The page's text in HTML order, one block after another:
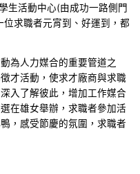
生活動中心(由成功一路側門
求職者元宵到、好運到，都
為人力媒合的重要管道之
才活動，使求才廠商與求職
入了解彼此，增加工作媒合
在雄女舉辦，求職者參加活
，感受節慶的氛圍，求職者